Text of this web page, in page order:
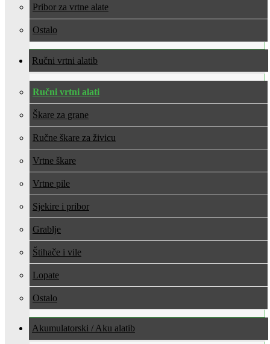
Pribor za vrtne alate
Ostalo
Ručni vrtni alati
Ručni vrtni alati
Škare za grane
Ručne škare za živicu
Vrtne škare
Vrtne pile
Sjekire i pribor
Grablje
Štihače i vile
Lopate
Ostalo
Akumulatorski / Aku alati